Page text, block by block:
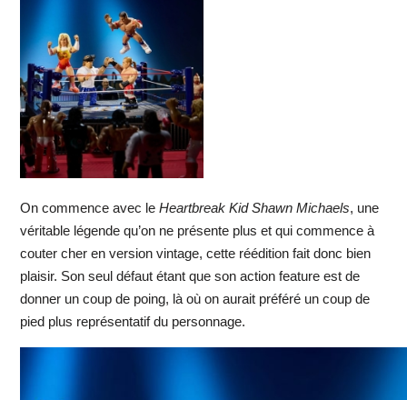
On commence avec le Heartbreak Kid Shawn Michaels, une
véritable légende qu’on ne présente plus et qui commence à
couter cher en version vintage, cette réédition fait donc bien
plaisir. Son seul défaut étant que son action feature est de
donner un coup de poing, là où on aurait préféré un coup de
pied plus représentatif du personnage.